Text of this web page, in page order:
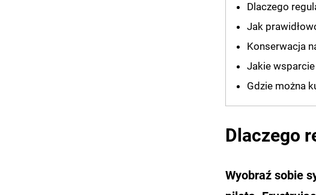
Dlaczego
Jak
Konserwacja
Jakie
Gdzie można
Dlaczego
Wyobraź sobie